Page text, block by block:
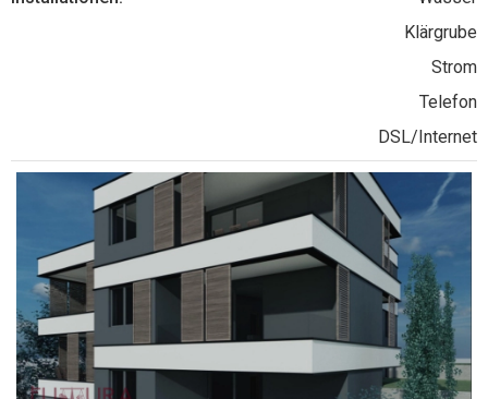
Klärgrube
Strom
Telefon
DSL/Internet